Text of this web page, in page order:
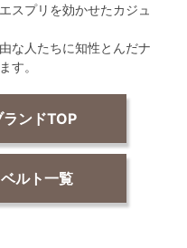
スプリを効かせたカジュ
な人たちに知性とんだナ
す。
ンドTOP
ルト一覧